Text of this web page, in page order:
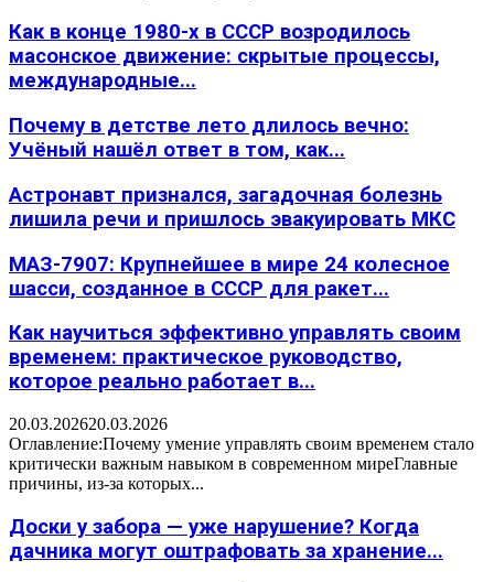
Как в конце 1980-х в СССР возродилось
масонское движение: скрытые процессы,
международные...
Почему в детстве лето длилось вечно:
Учёный нашёл ответ в том, как...
Астронавт признался, загадочная болезнь
лишила речи и пришлось эвакуировать МКС
МАЗ-7907: Крупнейшее в мире 24 колесное
шасси, созданное в СССР для ракет...
Как научиться эффективно управлять своим
временем: практическое руководство,
которое реально работает в...
20.03.202620.03.2026
Оглавление:Почему умение управлять своим временем стало
критически важным навыком в современном миреГлавные
причины, из-за которых...
Доски у забора — уже нарушение? Когда
дачника могут оштрафовать за хранение...